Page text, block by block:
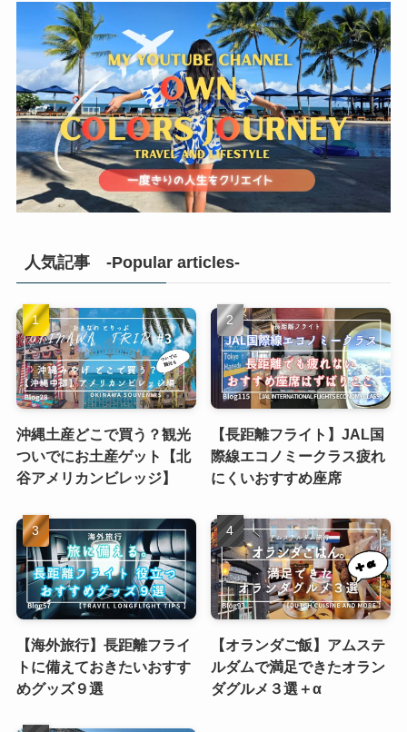
人気記事 -Popular articles-
沖縄土産どこで買う？観光
ついでにお土産ゲット【北
谷アメリカンビレッジ】
【長距離フライト】JAL国
際線エコノミークラス疲れ
にくいおすすめ座席
【海外旅行】長距離フライ
トに備えておきたいおすす
めグッズ９選
【オランダご飯】アムステ
ルダムで満足できたオラン
ダグルメ３選＋α